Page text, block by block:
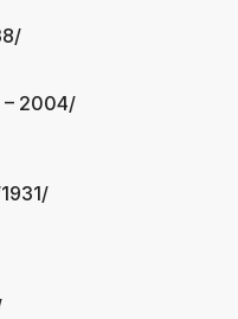
– 2004/